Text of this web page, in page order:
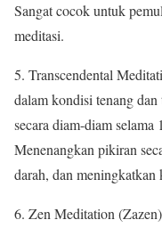
Sangat cocok untuk
meditasi.
5. Transcendental
dalam kondisi tenang
secara diam-diam
Menenangkan pikiran
darah, dan meningkatkan
6. Zen Meditation